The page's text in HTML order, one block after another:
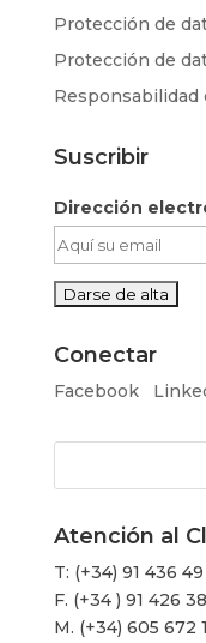
Protección de
Protección de
Responsabilidad
Suscribir
Dirección
Conectar
Facebook
Atención al
T: (+34) 91 436
F. (+34 ) 91 426
M. (+34) 605 672